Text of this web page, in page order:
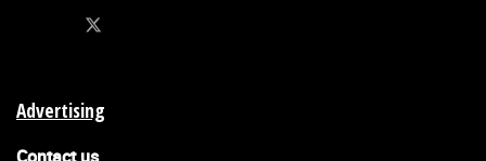
Advertising